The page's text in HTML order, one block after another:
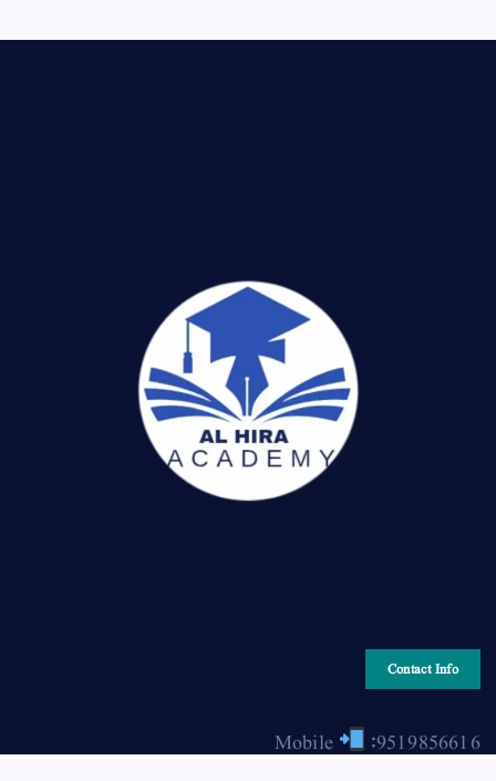
Contact Info
Mobile
:9519856616